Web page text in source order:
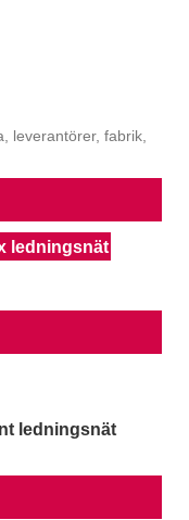
leverantörer, fabrik,
ledningsnät
ledningsnät